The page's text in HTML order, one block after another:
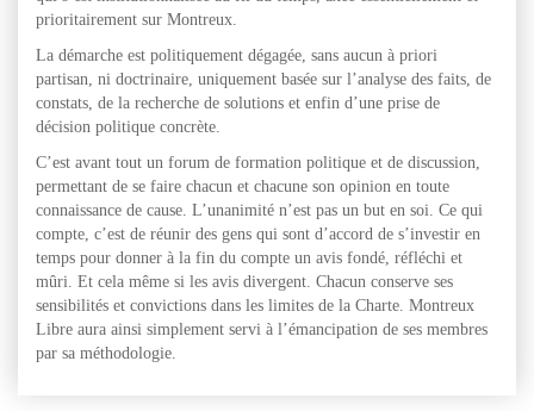
prioritairement sur Montreux.
La démarche est politiquement dégagée, sans aucun à priori
partisan, ni doctrinaire, uniquement basée sur l’analyse des faits, de
constats, de la recherche de solutions et enfin d’une prise de
décision politique concrète.
C’est avant tout un forum de formation politique et de discussion,
permettant de se faire chacun et chacune son opinion en toute
connaissance de cause. L’unanimité n’est pas un but en soi. Ce qui
compte, c’est de réunir des gens qui sont d’accord de s’investir en
temps pour donner à la fin du compte un avis fondé, réfléchi et
mûri. Et cela même si les avis divergent. Chacun conserve ses
sensibilités et convictions dans les limites de la Charte. Montreux
Libre aura ainsi simplement servi à l’émancipation de ses membres
par sa méthodologie.